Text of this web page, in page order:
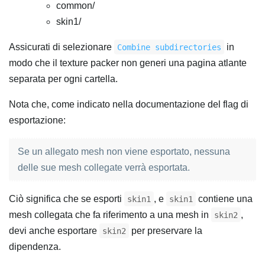
common/
skin1/
Assicurati di selezionare Combine subdirectories
in
modo che il texture packer non generi una pagina atlante
separata per ogni cartella.
Nota che, come indicato nella documentazione del flag di
esportazione:
Se un allegato mesh non viene esportato, nessuna
delle sue mesh collegate verrà esportata.
Ciò significa che se esporti skin1 , e skin1
contiene una
mesh collegata che fa riferimento a una mesh in
skin2 ,
devi anche esportare
skin2
per preservare la
dipendenza.